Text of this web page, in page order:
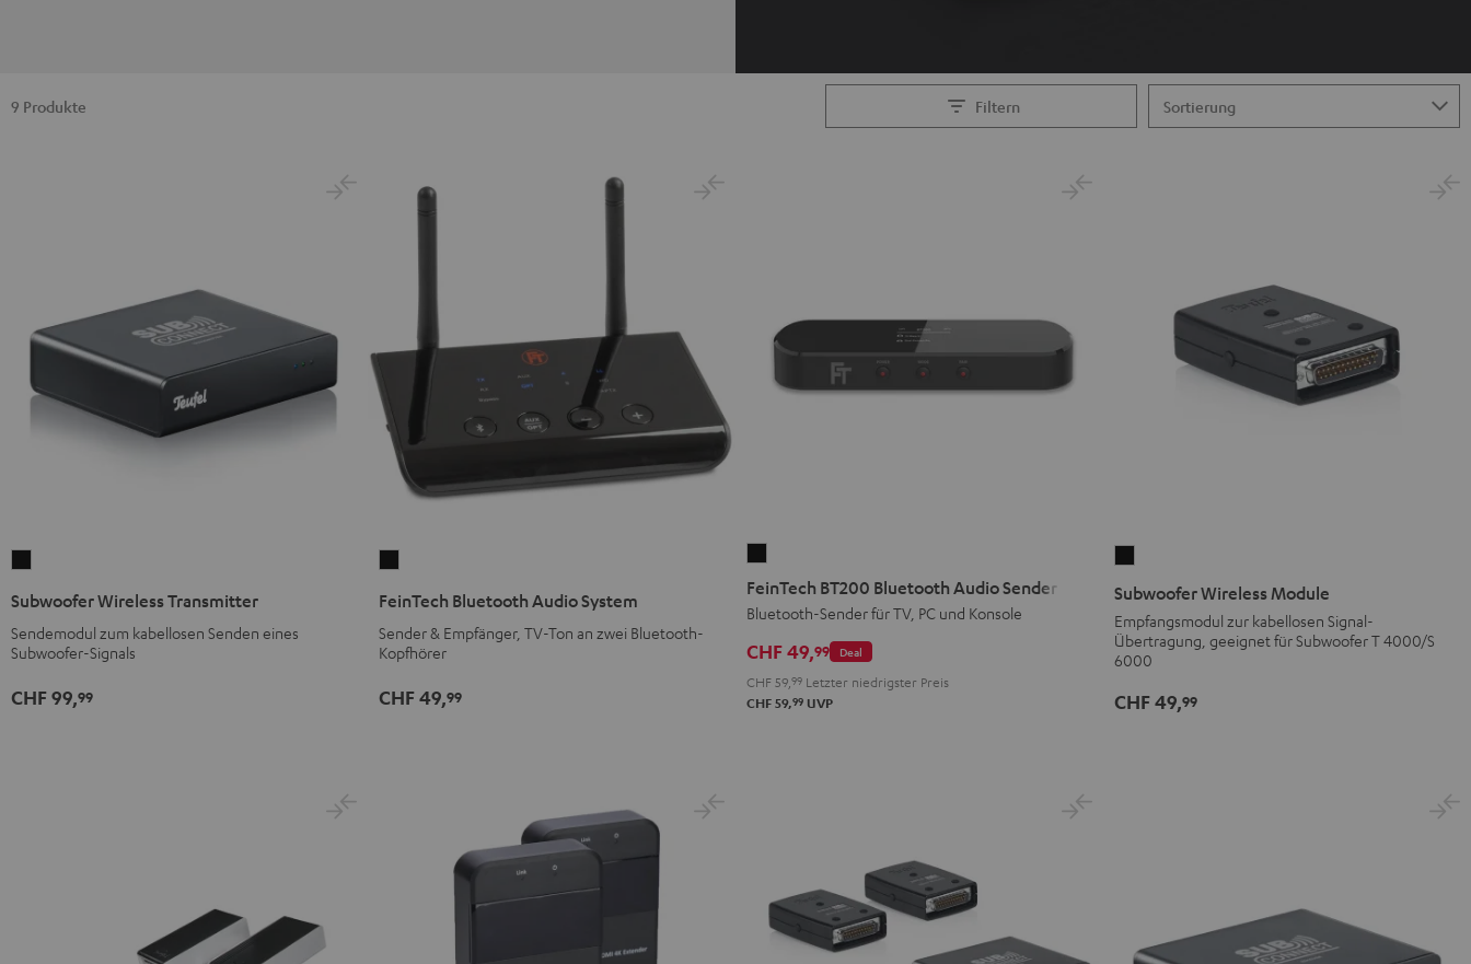
Filtern
9 Produkte
Transmitter
Schwarz
Subwoofer Wireless Transmitter
Sendemodul zum kabellosen Senden eines
Subwoofer-Signals
CHF 99,99
Audio
System
FeinTech Bluetooth Audio System
Sender & Empfänger, TV-Ton an zwei Bluetooth-
Kopfhörer
CHF 49,99
BT200
Bluetooth
Sender
Schwarz
FeinTech BT200 Bluetooth Audio Sender
Bluetooth-Sender für TV, PC und Konsole
Deal
CHF 49,99
CHF 59, 99 Letzter niedrigster Preis
CHF 59,99 UVP
Wireless
Schwarz
Version
Subwoofer Wireless Module
Empfangsmodul zur kabellosen Signal-
Übertragung, geeignet für Subwoofer T 4000/S
6000
CHF 49,99